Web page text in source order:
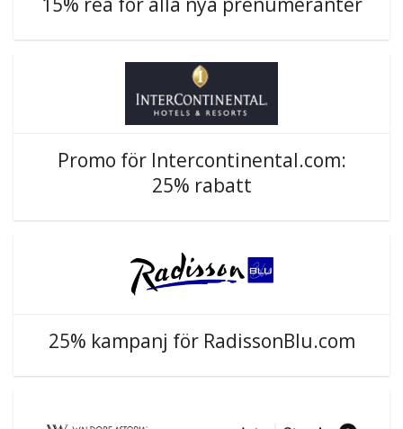
Promo för Intercontinental.com:
25% rabatt
25% kampanj för RadissonBlu.com